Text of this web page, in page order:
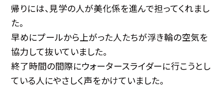
帰りには、見学の人が美化係を進んで担ってくれまし
た。
早めにプールから上がった人たちが浮き輪の空気を
協力して抜いていました。
終了時間の間際にウォータースライダーに行こうとし
ている人にやさしく声をかけていました。